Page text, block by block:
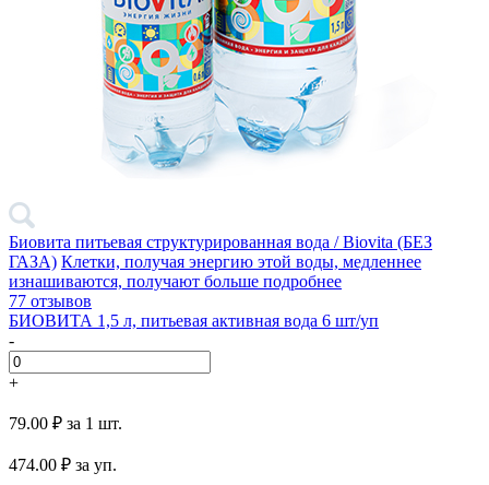
Биовита питьевая структурированная вода / Biovita (БЕЗ
ГАЗА) Клетки, получая энергию этой воды, медленнее
изнашиваются, получают больше подробнее
77 отзывов
БИОВИТА 1,5 л, питьевая активная вода 6 шт/уп
-
+
79.00 ₽ за 1 шт.
474.00 ₽ за уп.